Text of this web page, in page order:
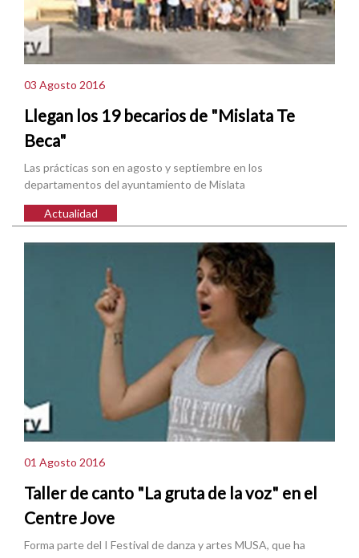
03 Agosto 2016
Llegan los 19 becarios de "Mislata Te
Beca"
Las prácticas son en agosto y septiembre en los
departamentos del ayuntamiento de Mislata
Actualidad
01 Agosto 2016
Taller de canto "La gruta de la voz" en el
Centre Jove
Forma parte del I Festival de danza y artes MUSA, que ha